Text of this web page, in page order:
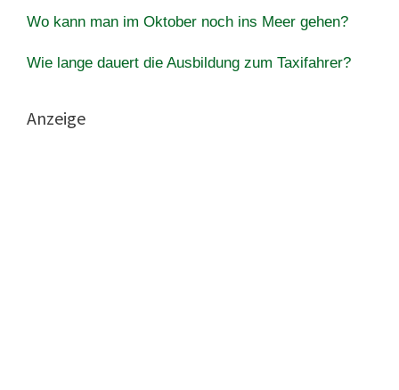
Wo kann man im Oktober noch ins Meer gehen?
Wie lange dauert die Ausbildung zum Taxifahrer?
Anzeige